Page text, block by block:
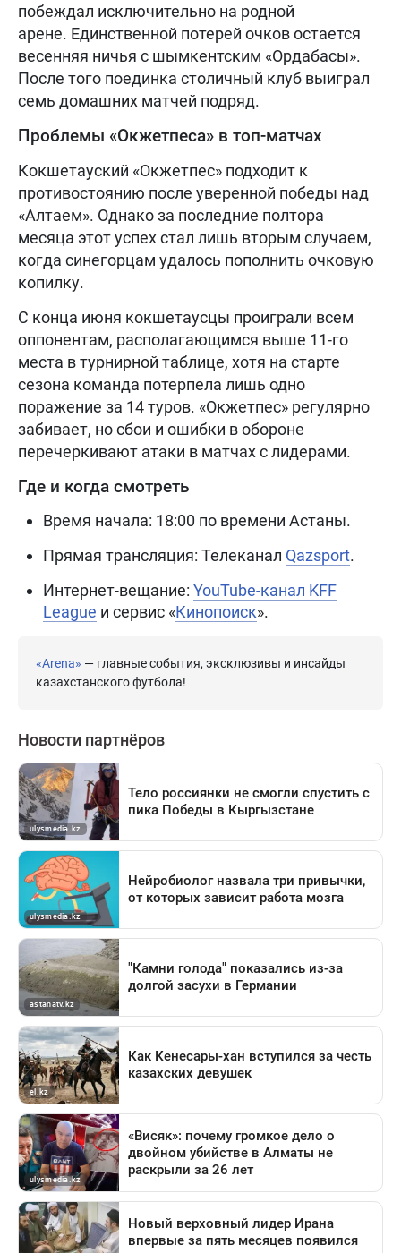
побеждал исключительно на родной
арене. Единственной потерей очков остается
весенняя ничья с шымкентским «Ордабасы».
После того поединка столичный клуб выиграл
семь домашних матчей подряд.
Проблемы «Окжетпеса» в топ-матчах
Кокшетауский «Окжетпес» подходит к
противостоянию после уверенной победы над
«Алтаем». Однако за последние полтора
месяца этот успех стал лишь вторым случаем,
когда синегорцам удалось пополнить очковую
копилку.
С конца июня кокшетаусцы проиграли всем
оппонентам, располагающимся выше 11-го
места в турнирной таблице, хотя на старте
сезона команда потерпела лишь одно
поражение за 14 туров. «Окжетпес» регулярно
забивает, но сбои и ошибки в обороне
перечеркивают атаки в матчах с лидерами.
Где и когда смотреть
Время начала: 18:00 по времени Астаны.
Прямая трансляция: Телеканал Qazsport.
Интернет-вещание: YouTube-канал KFF
League и сервис «Кинопоиск».
«Arena» — главные события, эксклюзивы и инсайды
казахстанского футбола!